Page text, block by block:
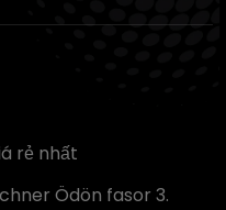
rẻ nhất
Ödön fasor 3.